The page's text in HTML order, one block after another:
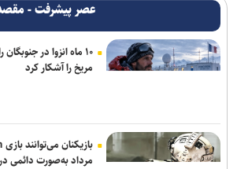
عراقچی: توافق با عمان نزدیک است/ تکذیب سهم ۱۱ درصدی ایران از خزر
ارسال بیش از ۲۵۰۰ محموله سلاح هند برای رژیم صهیونیستی
اعتراف رسانه‌های خارجی به شکست ترامپ
انقلابی است
عصر پیشرفت -
۱۰ ماه انزوا در
مریخ را آشکار کرد
مرداد به‌صورت دائمی